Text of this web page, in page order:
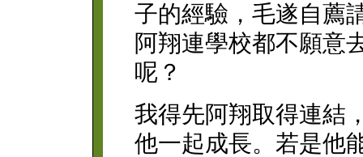
子的經驗，毛遂自薦
阿翔連學校都不願意
呢？
我得先阿翔取得連結
他一起成長。若是他